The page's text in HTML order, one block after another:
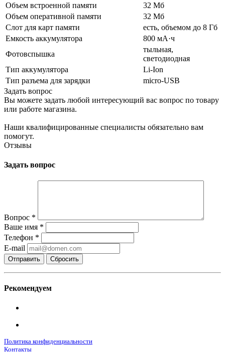
Объем встроенной памяти
32 Мб
Объем оперативной памяти
32 Мб
Слот для карт памяти
есть, объемом до 8 Гб
Емкость аккумулятора
800 мА·ч
Фотовспышка
тыльная,
светодиодная
Тип аккумулятора
Li-Ion
Тип разъема для зарядки
micro-USB
Задать вопрос
Вы можете задать любой интересующий вас вопрос по товару
или работе магазина.
Наши квалифицированные специалисты обязательно вам
помогут.
Отзывы
Задать вопрос
Вопрос *
Ваше имя *
Телефон *
E-mail
Сбросить
Рекомендуем
Политика конфиденциальности
Контакты